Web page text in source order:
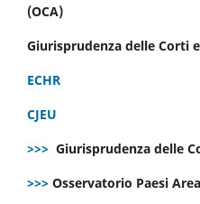
(OCA)
Giurisprudenza delle Corti
ECHR
CJEU
>>> Giurisprudenza delle
>>> Osservatorio Paesi